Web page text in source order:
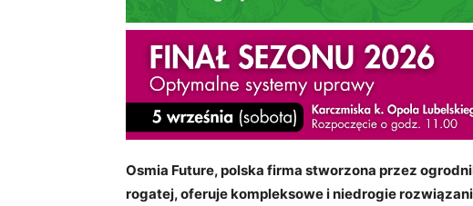
Osmia Future, polska firma stworzona przez
rogatej, oferuje kompleksowe i niedrogie